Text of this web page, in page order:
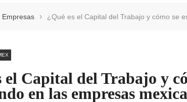
Empresas › ¿Qué es el Capital del Trabajo y cómo se
el Capital del Trabajo y
en las empresas